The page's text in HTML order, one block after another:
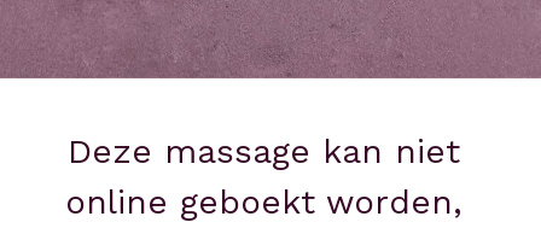
4 handen massage
Massage aan huis
Babymassage
Traject rust en ruimte
Verwentraject zwangerschap
Birth chart kind
Deze massage kan niet
online geboekt worden,